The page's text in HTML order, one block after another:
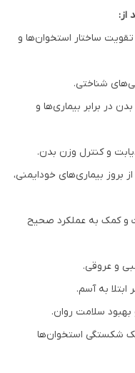
از:
ساختار استخوان‌ها و
شناختی.
در برابر بیماری‌ها و
و کنترل وزن بدن.
بیماری‌های خودایمنی،
و کمک به عملکرد صحیح
و عروقی.
به آسم.
سلامت روان.
شکستگی استخوان‌ها